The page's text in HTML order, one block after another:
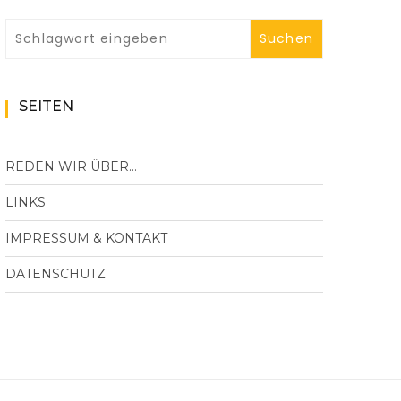
SEITEN
REDEN WIR ÜBER…
LINKS
IMPRESSUM & KONTAKT
DATENSCHUTZ